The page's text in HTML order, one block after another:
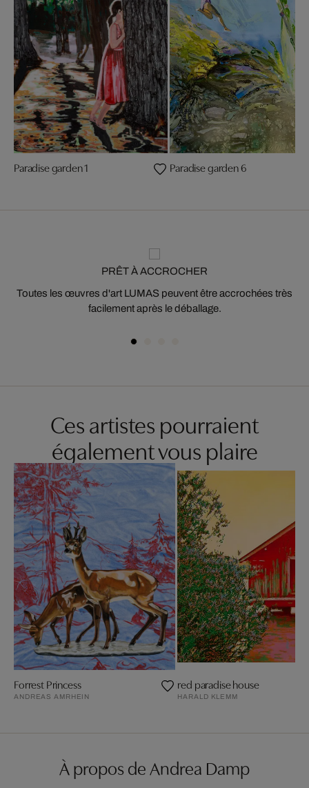
Paradise garden 1 Paradise garden 6
PRÊT À ACCROCHER
Toutes les œuvres d'art LUMAS peuvent être accrochées très
facilement après le déballage.
Ces artistes pourraient
également vous plaire
Forrest Princess
ANDREAS AMRHEIN
red paradise house
HARALD KLEMM
À propos de Andrea Damp